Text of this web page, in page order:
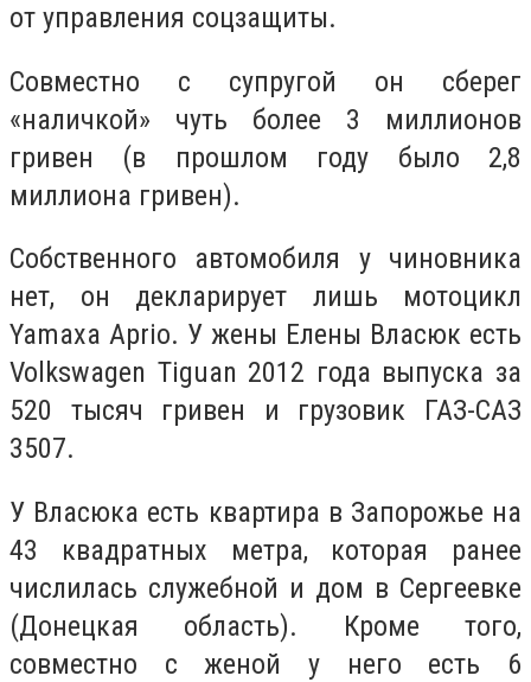
от управления соцзащиты.
Совместно с супругой он сберег
«наличкой» чуть более 3 миллионов
гривен (в прошлом году было 2,8
миллиона гривен).
Собственного автомобиля у чиновника
нет, он декларирует лишь мотоцикл
Yamaxa Aprio. У жены Елены Власюк есть
Volkswagen Tiguan 2012 года выпуска за
520 тысяч гривен и грузовик ГАЗ-САЗ
3507.
У Власюка есть квартира в Запорожье на
43 квадратных метра, которая ранее
числилась служебной и дом в Сергеевке
(Донецкая область). Кроме того,
совместно с женой у него есть 6